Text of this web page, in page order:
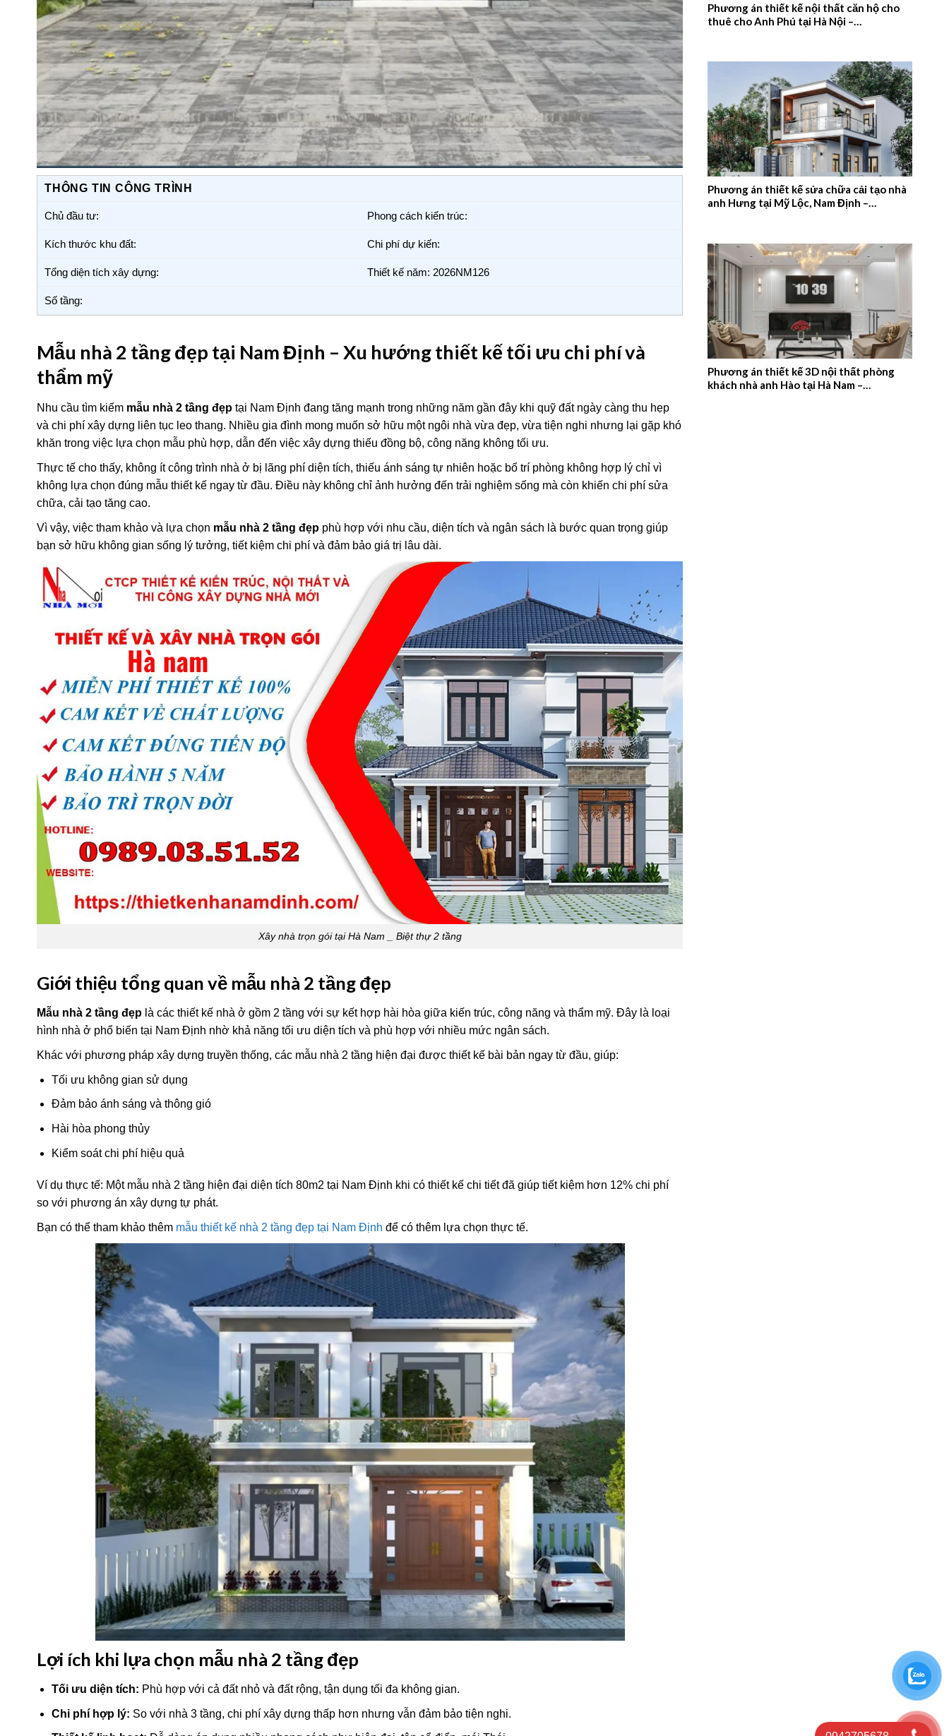
THÔNG TIN CÔNG TRÌNH
Chủ đầu tư: Phong cách kiến trúc:
Kích thước khu đất: Chi phí dự kiến:
Tổng diện tích xây dựng: Thiết kế năm: 2026NM126
Số tầng:
Mẫu nhà 2 tầng đẹp tại Nam Định – Xu hướng thiết kế tối ưu chi phí và
thẩm mỹ
Nhu cầu tìm kiếm mẫu nhà 2 tầng đẹp tại Nam Định đang tăng mạnh trong những năm gần đây khi quỹ đất ngày càng thu hẹp
và chi phí xây dựng liên tục leo thang. Nhiều gia đình mong muốn sở hữu một ngôi nhà vừa đẹp, vừa tiện nghi nhưng lại gặp khó
khăn trong việc lựa chọn mẫu phù hợp, dẫn đến việc xây dựng thiếu đồng bộ, công năng không tối ưu.
Thực tế cho thấy, không ít công trình nhà ở bị lãng phí diện tích, thiếu ánh sáng tự nhiên hoặc bố trí phòng không hợp lý chỉ vì
không lựa chọn đúng mẫu thiết kế ngay từ đầu. Điều này không chỉ ảnh hưởng đến trải nghiệm sống mà còn khiến chi phí sửa
chữa, cải tạo tăng cao.
Vì vậy, việc tham khảo và lựa chọn mẫu nhà 2 tầng đẹp phù hợp với nhu cầu, diện tích và ngân sách là bước quan trọng giúp
bạn sở hữu không gian sống lý tưởng, tiết kiệm chi phí và đảm bảo giá trị lâu dài.
Xây nhà trọn gói tại Hà Nam _ Biệt thự 2 tầng
Giới thiệu tổng quan về mẫu nhà 2 tầng đẹp
Mẫu nhà 2 tầng đẹp là các thiết kế nhà ở gồm 2 tầng với sự kết hợp hài hòa giữa kiến trúc, công năng và thẩm mỹ. Đây là loại
hình nhà ở phổ biến tại Nam Định nhờ khả năng tối ưu diện tích và phù hợp với nhiều mức ngân sách.
Khác với phương pháp xây dựng truyền thống, các mẫu nhà 2 tầng hiện đại được thiết kế bài bản ngay từ đầu, giúp:
Tối ưu không gian sử dụng
Đảm bảo ánh sáng và thông gió
Hài hòa phong thủy
Kiểm soát chi phí hiệu quả
Ví dụ thực tế: Một mẫu nhà 2 tầng hiện đại diện tích 80m2 tại Nam Định khi có thiết kế chi tiết đã giúp tiết kiệm hơn 12% chi phí
so với phương án xây dựng tự phát.
Bạn có thể tham khảo thêm mẫu thiết kế nhà 2 tầng đẹp tại Nam Định để có thêm lựa chọn thực tế.
Lợi ích khi lựa chọn mẫu nhà 2 tầng đẹp
Tối ưu diện tích: Phù hợp với cả đất nhỏ và đất rộng, tận dụng tối đa không gian.
Chi phí hợp lý: So với nhà 3 tầng, chi phí xây dựng thấp hơn nhưng vẫn đảm bảo tiện nghi.
Phương án thiết kế nội thất căn hộ cho
thuê cho Anh Phú tại Hà Nội –
Phương án thiết kế sửa chữa cải tạo nhà
anh Hưng tại Mỹ Lộc, Nam Định –
Phương án thiết kế 3D nội thất phòng
khách nhà anh Hào tại Hà Nam –